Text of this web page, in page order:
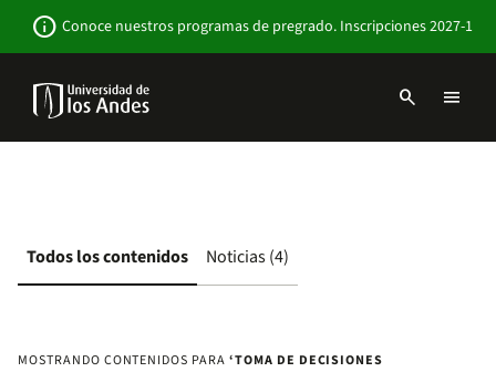
contenido
info Conoce nuestros programas de pregrado. Inscripciones 2027-1
Navbar
search menu
Todos los contenidos Noticias (4)
MOSTRANDO CONTENIDOS PARA ‘TOMA DE DECISIONES